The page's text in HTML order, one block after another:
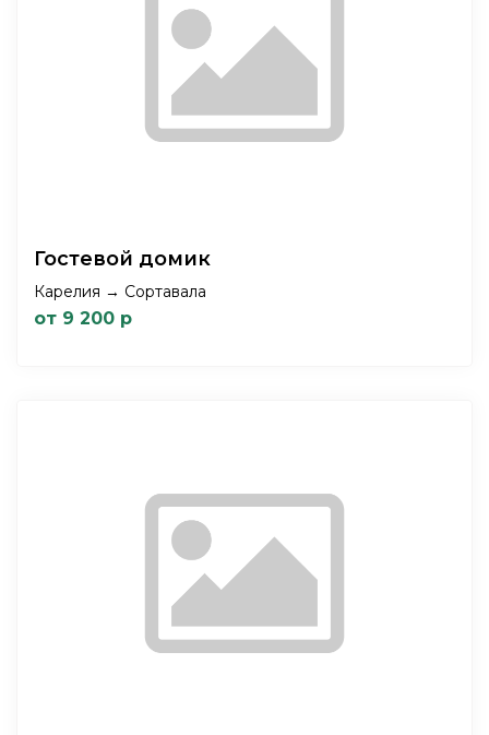
Гостевой домик
Карелия → Сортавала
от 9 200 р